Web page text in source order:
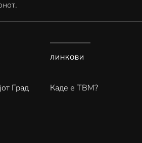
Град
ЛИНКОВИ
Каде е ТВМ?